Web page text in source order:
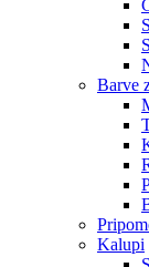
Barve
Kalupi